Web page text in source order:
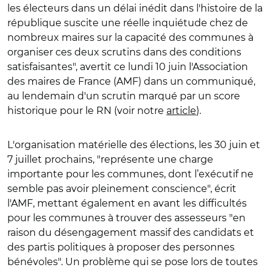
les électeurs dans un délai inédit dans l'histoire de la
république suscite une réelle inquiétude chez de
nombreux maires sur la capacité des communes à
organiser ces deux scrutins dans des conditions
satisfaisantes", avertit ce lundi 10 juin l'Association
des maires de France (AMF) dans un communiqué,
au lendemain d'un scrutin marqué par un score
historique pour le RN (voir notre article).
L'organisation matérielle des élections, les 30 juin et
7 juillet prochains, "représente une charge
importante pour les communes, dont l’exécutif ne
semble pas avoir pleinement conscience", écrit
l'AMF, mettant également en avant les difficultés
pour les communes à trouver des assesseurs "en
raison du désengagement massif des candidats et
des partis politiques à proposer des personnes
bénévoles". Un problème qui se pose lors de toutes